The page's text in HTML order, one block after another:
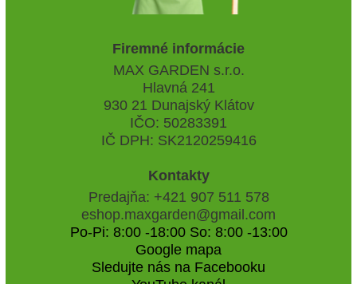
Firemné informácie
MAX GARDEN s.r.o.
Hlavná 241
930 21 Dunajský Klátov
IČO: 50283391
IČ DPH: SK2120259416
Kontakty
Predajňa: +421 907 511 578
eshop.maxgarden@gmail.com
Po-Pi: 8:00 -18:00 So: 8:00 -13:00
Google mapa
Sledujte nás na Facebooku